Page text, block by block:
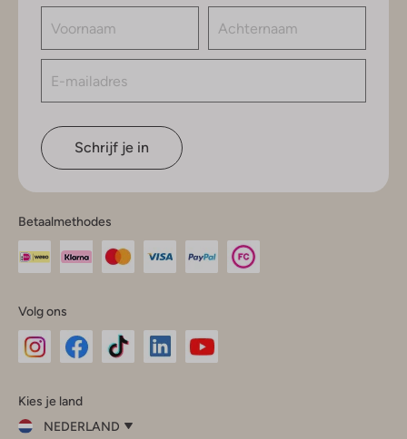
Schrijf je in
Betaalmethodes
Volg ons
InstagramFacebook
Kies je land
NEDERLAND